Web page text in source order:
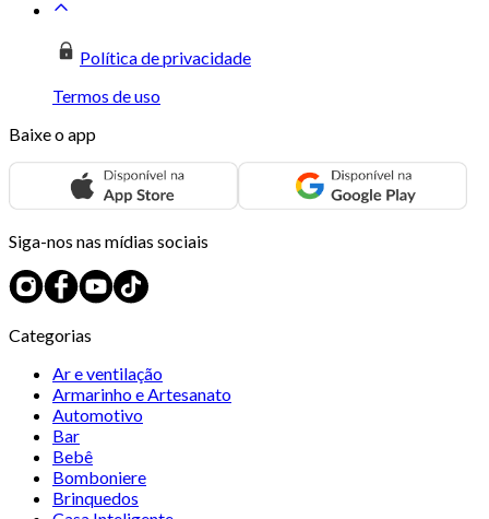
Política de privacidade
Termos de uso
Baixe o app
Siga-nos nas mídias sociais
Categorias
Ar e ventilação
Armarinho e Artesanato
Automotivo
Bar
Bebê
Bomboniere
Brinquedos